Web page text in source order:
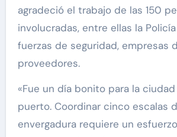
agradeció el trabajo de las 150
involucradas, entre ellas la
fuerzas de seguridad, empresas
proveedores.
«Fue un día bonito para la
puerto. Coordinar cinco escalas
envergadura requiere un